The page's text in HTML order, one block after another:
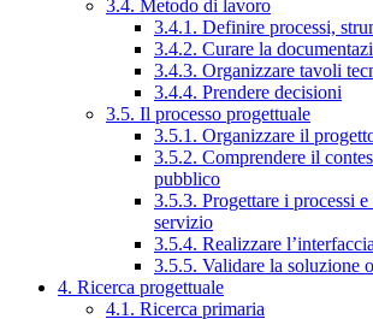
3.4. Metodo di lavoro
3.4.1. Definire processi,
3.4.2. Curare la
3.4.3. Organizzare tavoli
3.4.4. Prendere decisioni
3.5. Il processo progettuale
3.5.1. Organizzare il
3.5.2. Comprendere il
pubblico
3.5.3. Progettare i processi e
servizio
3.5.4. Realizzare
3.5.5. Validare la soluzione
4. Ricerca progettuale
4.1. Ricerca primaria